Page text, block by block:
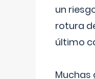
un
rotura
último
Muchas